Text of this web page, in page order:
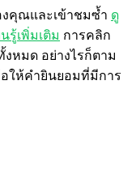
งคุณและเข้าชมซ้ำ ดู
รู้เพิ่มเติม การคลิก
หมด อย่างไรก็ตาม
ให้คำยินยอมที่มีการ